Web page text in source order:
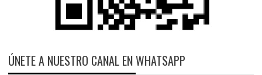
ÚNETE A NUESTRO CANAL EN WHATSAPP